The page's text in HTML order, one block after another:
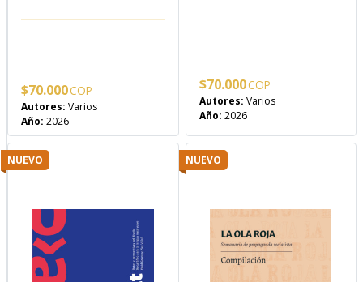
$70.000
Autores: Varios
Año: 2026
$70.000
Autores: Varios
Año: 2026
NUEVO NUEVO